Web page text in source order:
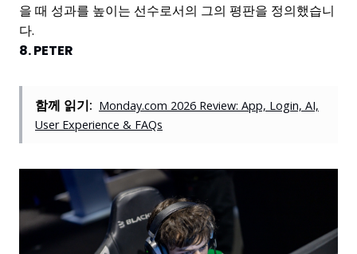
을 때 성과를 높이는 선수로서의 그의 평판을 정의했습니
다.
8. PETER
함께 읽기: Monday.com 2026 Review: App, Login, AI,
User Experience & FAQs